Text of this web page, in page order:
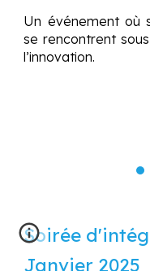
Un événement où
se rencontrent
l’innovation.
Soirée
Janvier 2025